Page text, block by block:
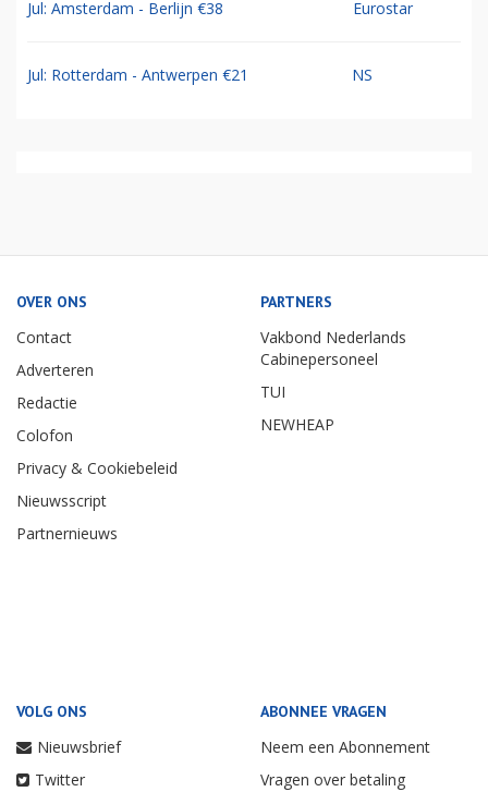
Jul: Amsterdam - Berlijn €38 Eurostar
Jul: Rotterdam - Antwerpen €21 NS
OVER ONS
Contact
Adverteren
Redactie
Colofon
Privacy & Cookiebeleid
Nieuwsscript
Partnernieuws
PARTNERS
Vakbond Nederlands
Cabinepersoneel
TUI
NEWHEAP
VOLG ONS
Nieuwsbrief
Twitter
ABONNEE VRAGEN
Neem een Abonnement
Vragen over betaling